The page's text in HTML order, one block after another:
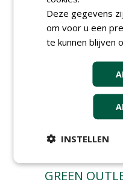
24-
meer
GREEN
Deze gegevens
om voor u een
te kunnen blijven
INSTELLEN